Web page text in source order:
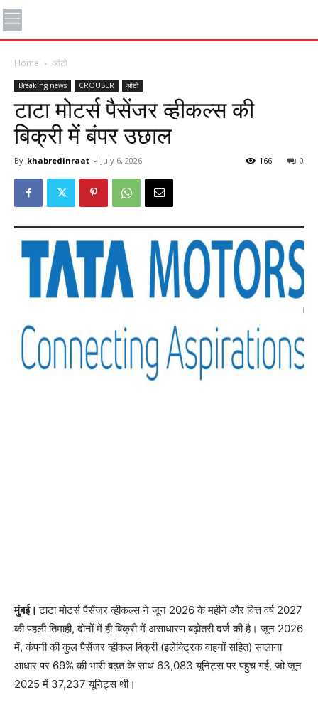
Home ऑटो
Breaking news CROUSER ऑटो
टाटा मोटर्स पैसेंजर व्हीकल्स की
बिक्री में बंपर उछाल
By khabredinraat - July 6, 2026 0
166
मुंबई।टाटा मोटर्स पैसेंजर व्हीकल्स ने जून 2026 के महीने और वित्त वर्ष 2027
की पहली तिमाही, दोनों में ही बिक्री में असाधारण बढ़ोतरी दर्ज की है। जून 2026
में, कंपनी की कुल पैसेंजर व्हीकल बिक्री (इलेक्ट्रिक वाहनों सहित) सालाना
आधार पर 69% की भारी बढ़त के साथ 63,083 यूनिट्स पर पहुंच गई, जो जून
2025 में 37,237 यूनिट्स थी।